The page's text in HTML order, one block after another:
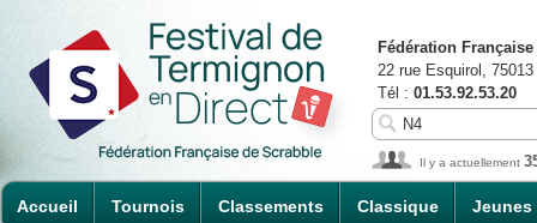
Accueil Tournois Classements Classique Jeunes
Fédération
22 rue Esquirol,
Tél : 01.53.92.53.20
Il y a actuellement